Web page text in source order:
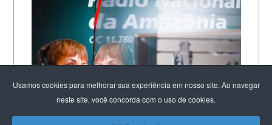
Usamos cookies para melhorar sua experiência em nosso site. Ao navegar
neste site, você concorda com o uso de cookies.